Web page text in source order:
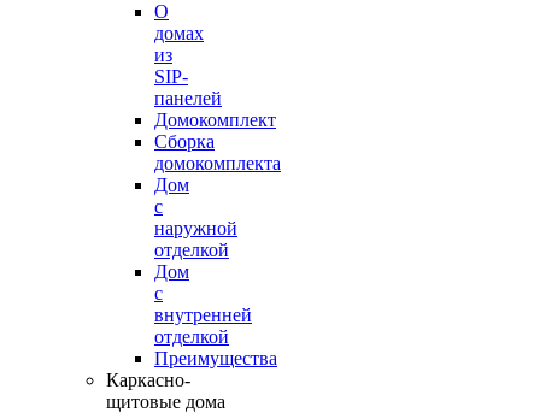
О
домах
из
SIP-
панелей
Домокомплект
Сборка
домокомплекта
Дом
с
наружной
отделкой
Дом
с
внутренней
отделкой
Преимущества
Каркасно-
щитовые дома